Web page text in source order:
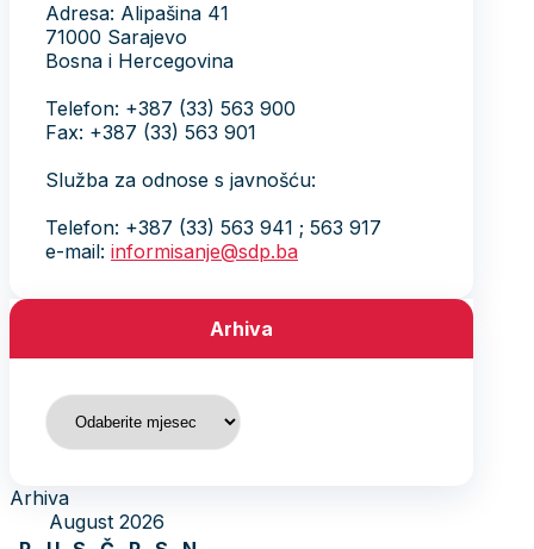
Adresa: Alipašina 41
71000 Sarajevo
Bosna i Hercegovina
Telefon: +387 (33) 563 900
Fax: +387 (33) 563 901
Služba za odnose s javnošću:
Telefon: +387 (33) 563 941 ; 563 917
e-mail: informisanje@sdp.ba
Arhiva
Arhiva
Arhiva
August 2026